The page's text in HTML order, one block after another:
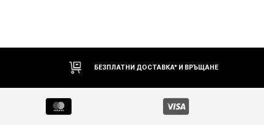
БЕЗПЛАТНИ ДОСТАВКА* И ВРЪЩАНЕ